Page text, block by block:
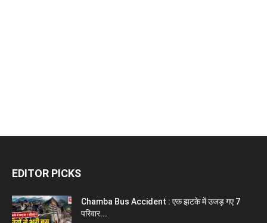
EDITOR PICKS
Chamba Bus Accident : एक झटके में उजड़ गए 7
परिवार...